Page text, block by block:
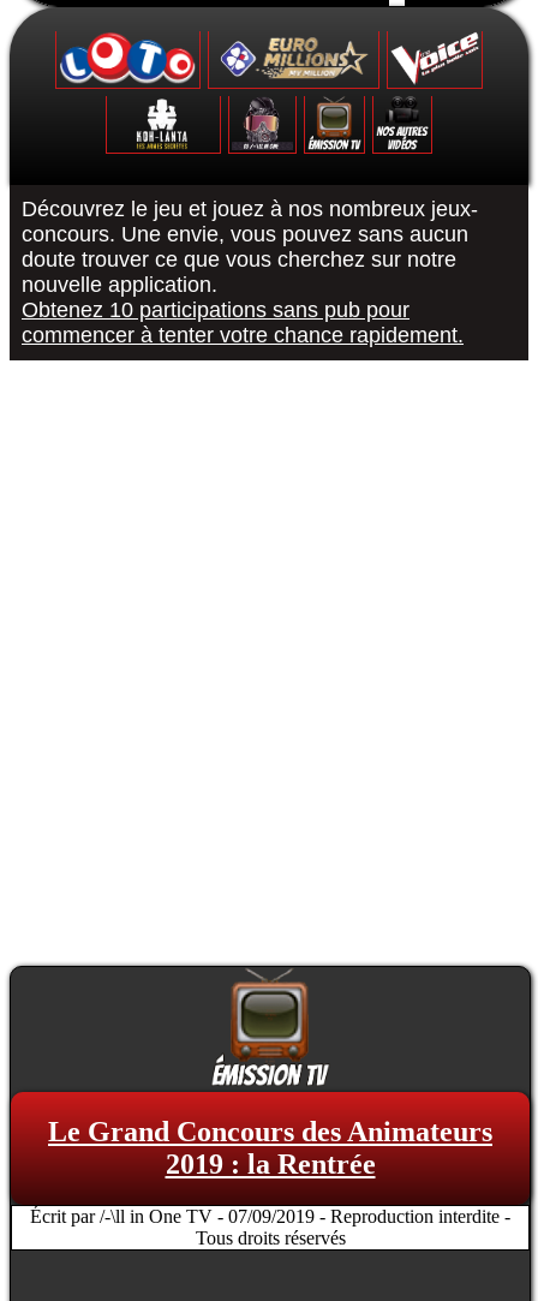
Formulaire de contact
Loto : le tirage du 27 août 2022
Euromillions : tirage du 6 septembre Euro
Koh-Lanta : Les Poteaux - La Finale - Koh-Lanta :
The Voice 10 - La Finale - 15/05/2021 The Voice
Le Grand Quiz - Permis De Conduire -
"R or B #RorB"
District Z : Épisode 3 - 25/12/2020 Les 12
Découvrez le jeu et jouez à nos nombreux jeux-
concours. Une envie, vous pouvez sans aucun
doute trouver ce que vous cherchez sur notre
nouvelle application.
Obtenez 10 participations sans pub pour
commencer à tenter votre chance rapidement.
Le Grand Concours des Animateurs
2019 : la Rentrée
Écrit par /-\ll in One TV - 07/09/2019 - Reproduction interdite -
Tous droits réservés